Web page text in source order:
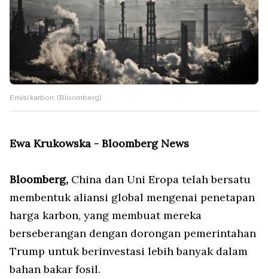
Emisi karbon. (Bloomberg)
Ewa Krukowska - Bloomberg News
Bloomberg, China dan Uni Eropa telah bersatu
membentuk aliansi global mengenai penetapan
harga karbon, yang membuat mereka
berseberangan dengan dorongan pemerintahan
Trump untuk berinvestasi lebih banyak dalam
bahan bakar fosil.